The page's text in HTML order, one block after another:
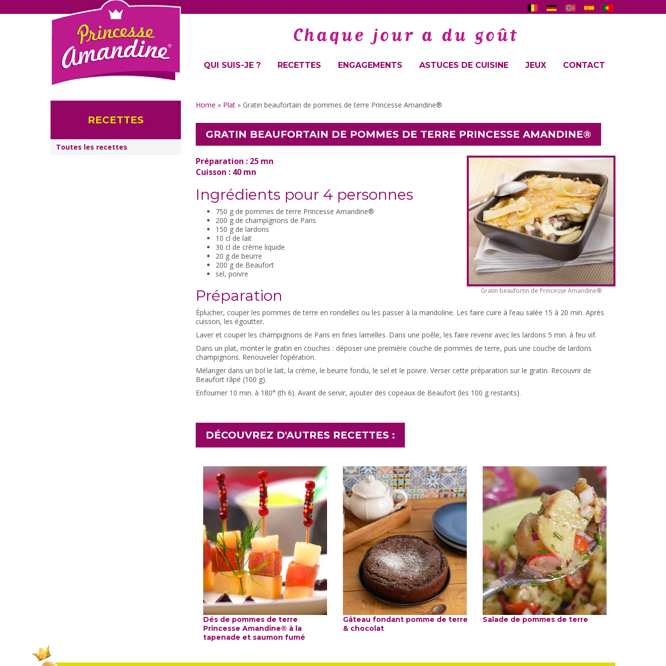
QUI SUIS-JE ? RECETTES ENGAGEMENTS ASTUCES DE CUISINE JEUX CONTACT
Home » Plat» Gratin beaufortain de pommes de terre Princesse Amandine®
GRATIN BEAUFORTAIN DE POMMES DE TERRE PRINCESSE AMANDINE®
Gratin beaufortin de Princesse Amandine®
Préparation : 25 mn
Cuisson : 40 mn
Ingrédients pour 4 personnes
750 g de pommes de terre Princesse Amandine®
200 g de champignons de Paris
150 g de lardons
10 cl de lait
30 cl de crème liquide
20 g de beurre
200 g de Beaufort
sel, poivre
Préparation
Éplucher, couper les pommes de terre en rondelles ou les passer à la mandoline. Les faire cuire à l’eau salée 15 à 20 min. Après
cuisson, les égoutter.
Laver et couper les champignons de Paris en fines lamelles. Dans une poêle, les faire revenir avec les lardons 5 min. à feu vif.
Dans un plat, monter le gratin en couches : déposer une première couche de pommes de terre, puis une couche de lardons
champignons. Renouveler l’opération.
Mélanger dans un bol le lait, la crème, le beurre fondu, le sel et le poivre. Verser cette préparation sur le gratin. Recouvrir de
Beaufort râpé (100 g).
Enfourner 10 min. à 180° (th 6). Avant de servir, ajouter des copeaux de Beaufort (les 100 g restants).
DÉCOUVREZ D'AUTRES RECETTES :
Dés de pommes de terre
Princesse Amandine® à la
tapenade et saumon fumé
Gâteau fondant pomme de terre
& chocolat
Salade de pommes de terre
RECETTES
Toutes les recettes